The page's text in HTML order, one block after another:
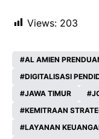
Views: 203
AL AMIEN
DIGITALISASI
JAWA TIMUR
KEMITRAAN
LAYANAN